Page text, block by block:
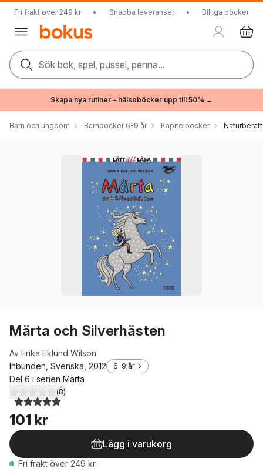
Fri frakt över 249 kr • Snabba leveranser • Billiga böcker
Sök bok, spel, pussel, penna...
Skapa nya rutiner – hälsoböcker upp till 50% →
Barn och ungdom Barnböcker 6-9 år Kapitelböcker
Märta och Silverhästen
Av Erika Eklund Wilson
Inbunden, Svenska, 2012
6-9 år
Del 6 i serien Märta
5,0utav 5 stjärnor. Totalt antal röster:
(8)
101 kr
Lägg i varukorg
. Fri frakt över 249 kr.